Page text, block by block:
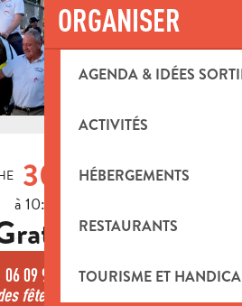
ORGANISER
AGENDA & IDÉES
ACTIVITÉS
HÉBERGEMENTS
RESTAURANTS
TOURISME ET
30 AOÛT
à 10:00
06 09 90 43▒▒
fêtes de Lascours